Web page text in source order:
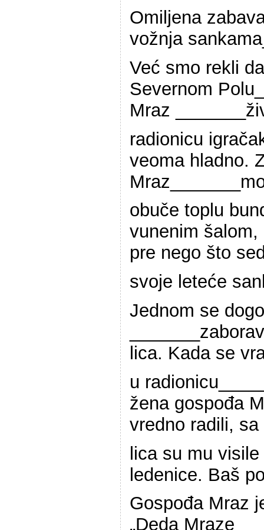
Omiljena
vožnja
Već smo rekli
Severnom
Mraz
radionicu
veoma hladno.
obuče toplu
vunenim
pre nego što
svoje leteće
Jednom se
lica. Kada se
u
žena gospođa
vredno radili, sa
lica su mu
ledenice. Baš
Gospođa Mraz
„Deda